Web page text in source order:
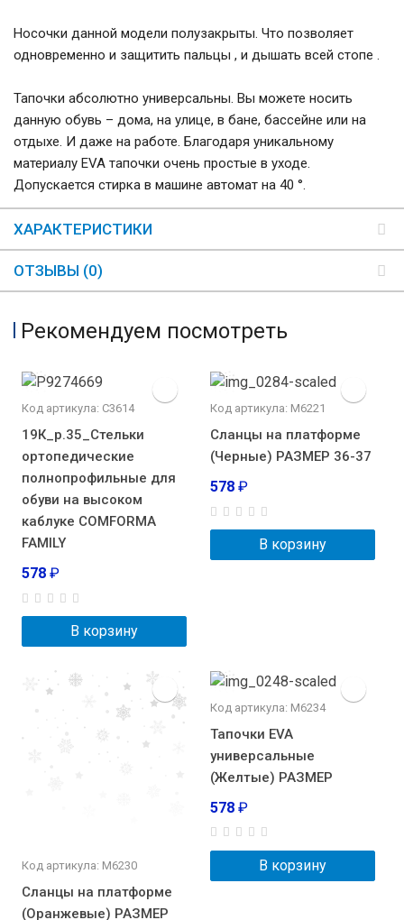
Носочки данной модели полузакрыты. Что позволяет
одновременно и защитить пальцы , и дышать всей стопе .
Тапочки абсолютно универсальны. Вы можете носить
данную обувь – дома, на улице, в бане, бассейне или на
отдыхе. И даже на работе. Благодаря уникальному
материалу EVA тапочки очень простые в уходе.
Допускается стирка в машине автомат на 40 °.
ХАРАКТЕРИСТИКИ
ОТЗЫВЫ (0)
Рекомендуем посмотреть
Код артикула: С3614
19К_р.35_Стельки
ортопедические
полнопрофильные для
обуви на высоком
каблуке COMFORMA
FAMILY
578 ₽
В корзину
Код артикула: М6221
Сланцы на платформе
(Черные) РАЗМЕР 36-37
578 ₽
В корзину
Код артикула: М6230
Сланцы на платформе
(Оранжевые) РАЗМЕР
Код артикула: М6234
Тапочки EVA
универсальные
(Желтые) РАЗМЕР
578 ₽
В корзину